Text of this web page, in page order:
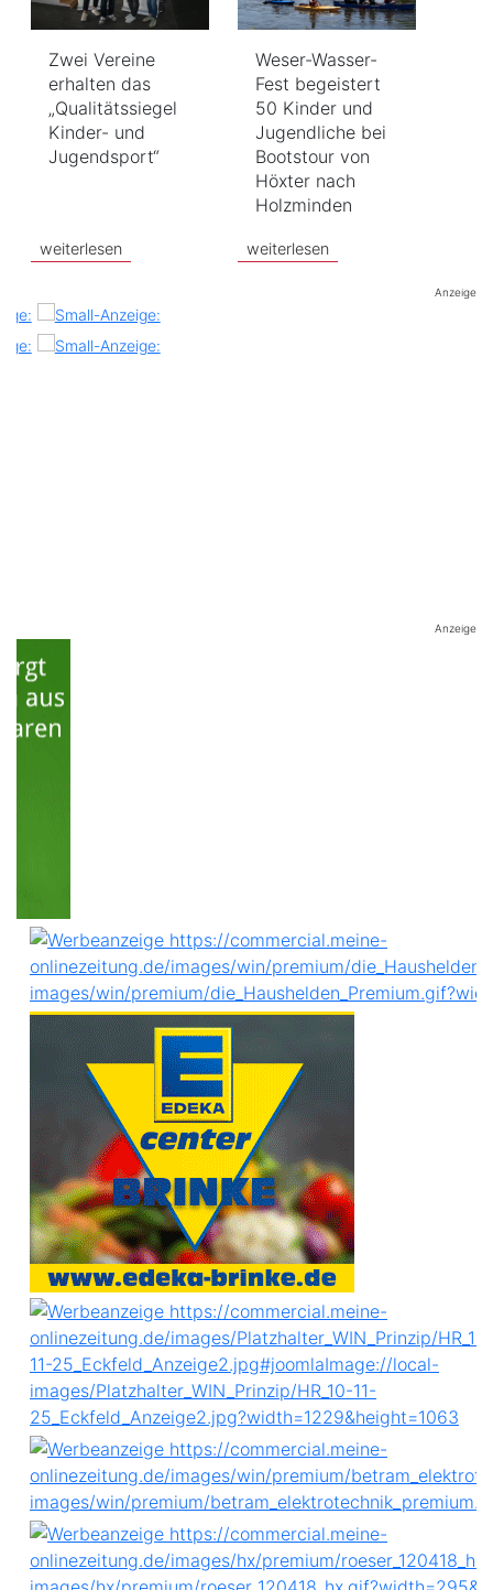
Zwei Vereine
erhalten das
„Qualitätssiegel
Kinder- und
Jugendsport“
weiterlesen
Weser-Wasser-
Fest begeistert
50 Kinder und
Jugendliche bei
Bootstour von
Höxter nach
Holzminden
weiterlesen
Anzeige
Anzeige